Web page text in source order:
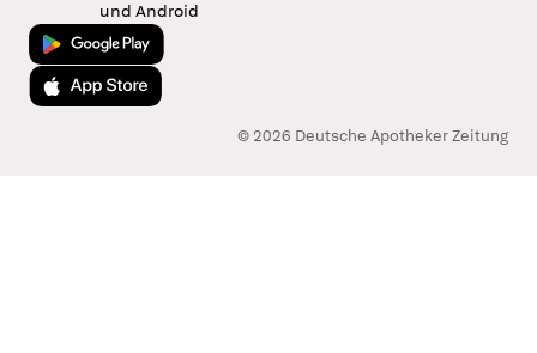
und Android
Jetzt bei Google Play
Laden im App Store
© 2026 Deutsche Apotheker Zeitung